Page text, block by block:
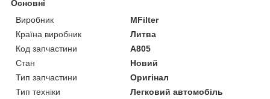
Основні
Виробник
MFilter
Країна виробник
Литва
Код запчастини
A805
Стан
Новий
Тип запчастини
Оригінал
Тип техніки
Легковий автомобіль